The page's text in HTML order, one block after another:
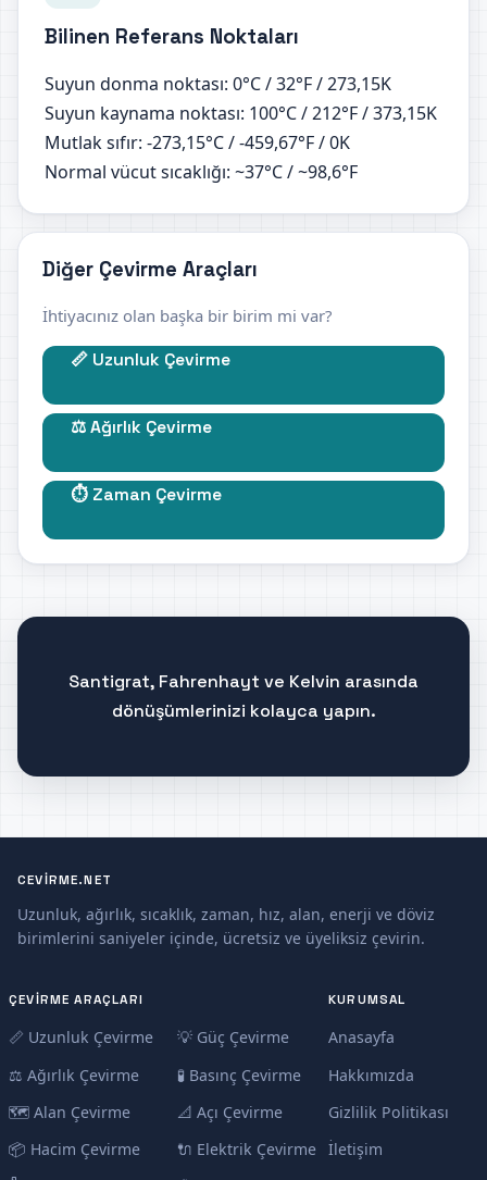
Bilinen Referans Noktaları
Suyun donma noktası: 0°C / 32°F / 273,15K
Suyun kaynama noktası: 100°C / 212°F / 373,15K
Mutlak sıfır: -273,15°C / -459,67°F / 0K
Normal vücut sıcaklığı: ~37°C / ~98,6°F
Diğer Çevirme Araçları
İhtiyacınız olan başka bir birim mi var?
📏 Uzunluk Çevirme
⚖️ Ağırlık Çevirme
⏱️ Zaman Çevirme
Santigrat, Fahrenhayt ve Kelvin arasında
dönüşümlerinizi kolayca yapın.
CEVIRME.NET
Uzunluk, ağırlık, sıcaklık, zaman, hız, alan, enerji ve döviz
birimlerini saniyeler içinde, ücretsiz ve üyeliksiz çevirin.
ÇEVIRME ARAÇLARI
📏 Uzunluk Çevirme
⚖️ Ağırlık Çevirme
🗺️ Alan Çevirme
📦 Hacim Çevirme
💡 Güç Çevirme
🧪 Basınç Çevirme
📐 Açı Çevirme
🔌 Elektrik Çevirme
KURUMSAL
Anasayfa
Hakkımızda
Gizlilik Politikası
İletişim